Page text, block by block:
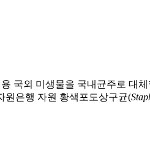
국외 미생물을 국내균주로 대
원은행 자원 황색포도상구균(